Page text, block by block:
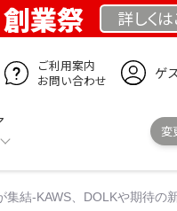
業祭 詳しくは
ご利用案内
お問い合わせ
ゲ
変
結-KAWS、DOLKや期待の